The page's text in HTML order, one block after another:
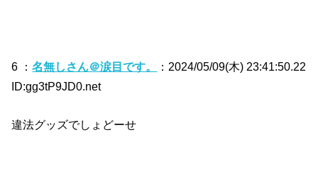
6 ：名無しさん＠涙目です。
：2024/05/09(木) 23:41:50.22
ID:gg3tP9JD0.net
違法グッズでしょどーせ